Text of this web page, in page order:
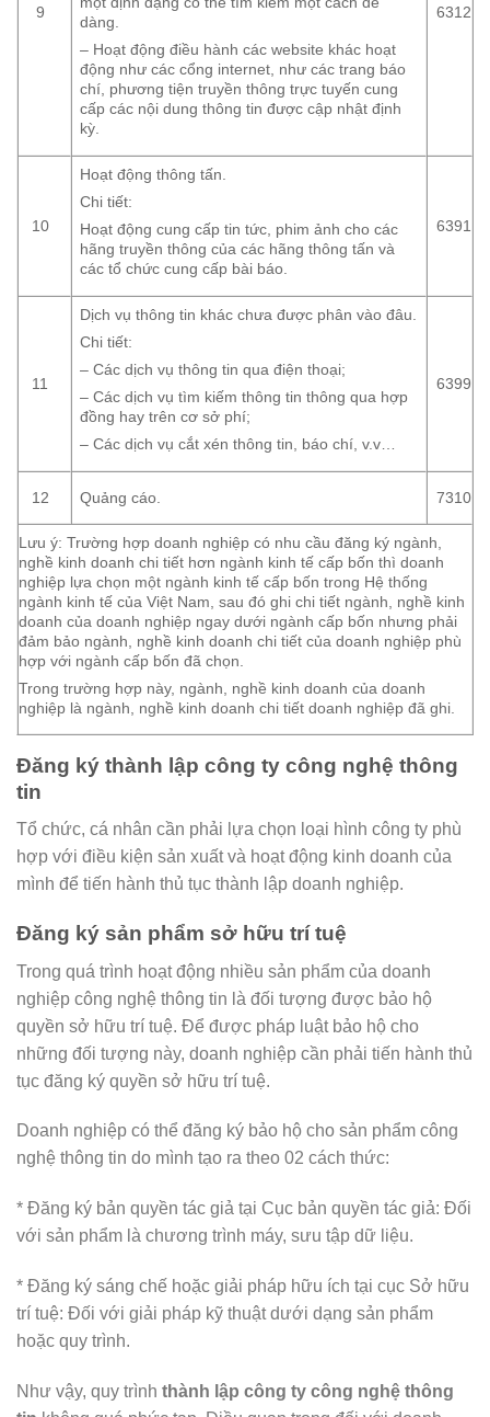
9
dàng.
– Hoạt động điều hành các website khác hoạt
động như các cổng internet, như các trang báo
chí, phương tiện truyền thông trực tuyến cung
cấp các nội dung thông tin được cập nhật định
kỳ.
6312
10
Hoạt động thông tấn.
Chi tiết:
Hoạt động cung cấp tin tức, phim ảnh cho các
hãng truyền thông của các hãng thông tấn và
các tổ chức cung cấp bài báo.
6391
11
Dịch vụ thông tin khác chưa được phân vào đâu.
Chi tiết:
– Các dịch vụ thông tin qua điện thoại;
– Các dịch vụ tìm kiếm thông tin thông qua hợp
đồng hay trên cơ sở phí;
– Các dịch vụ cắt xén thông tin, báo chí, v.v…
6399
12 Quảng cáo. 7310
Lưu ý: Trường hợp doanh nghiệp có nhu cầu đăng ký ngành,
nghề kinh doanh chi tiết hơn ngành kinh tế cấp bốn thì doanh
nghiệp lựa chọn một ngành kinh tế cấp bốn trong Hệ thống
ngành kinh tế của Việt Nam, sau đó ghi chi tiết ngành, nghề kinh
doanh của doanh nghiệp ngay dưới ngành cấp bốn nhưng phải
đảm bảo ngành, nghề kinh doanh chi tiết của doanh nghiệp phù
hợp với ngành cấp bốn đã chọn.
Trong trường hợp này, ngành, nghề kinh doanh của doanh
nghiệp là ngành, nghề kinh doanh chi tiết doanh nghiệp đã ghi.
Đăng ký thành lập công ty công nghệ thông
tin
Tổ chức, cá nhân cần phải lựa chọn loại hình công ty phù
hợp với điều kiện sản xuất và hoạt động kinh doanh của
mình để tiến hành thủ tục thành lập doanh nghiệp.
Đăng ký sản phẩm sở hữu trí tuệ
Trong quá trình hoạt động nhiều sản phẩm của doanh
nghiệp công nghệ thông tin là đối tượng được bảo hộ
quyền sở hữu trí tuệ. Để được pháp luật bảo hộ cho
những đối tượng này, doanh nghiệp cần phải tiến hành thủ
tục đăng ký quyền sở hữu trí tuệ.
Doanh nghiệp có thể đăng ký bảo hộ cho sản phẩm công
nghệ thông tin do mình tạo ra theo 02 cách thức:
* Đăng ký bản quyền tác giả tại Cục bản quyền tác giả: Đối
với sản phẩm là chương trình máy, sưu tập dữ liệu.
* Đăng ký sáng chế hoặc giải pháp hữu ích tại cục Sở hữu
trí tuệ: Đối với giải pháp kỹ thuật dưới dạng sản phẩm
hoặc quy trình.
Như vậy, quy trình thành lập công ty công nghệ thông